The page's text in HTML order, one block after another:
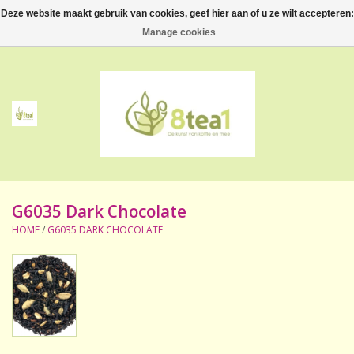
0 Artikelen - €--,--
Thee
Accessoires
NIEUW! Verpakte thee
BeppeDeli en 8tea1
Contact
G6035 Dark Chocolate
HOME/ G6035 DARK CHOCOLATE
Deze website maakt gebruik van cookies, geef hier aan of u ze wilt accepteren:
Manage cookies